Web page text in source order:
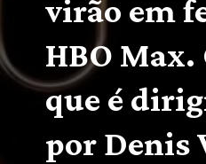
HBO Max.
que é
por Denis